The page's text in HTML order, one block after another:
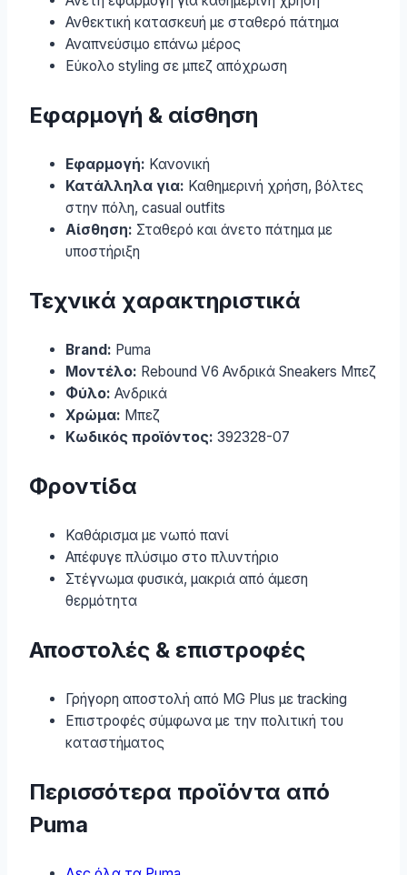
Ανθεκτική κατασκευή με σταθερό πάτημα
Αναπνεύσιμο επάνω μέρος
Εύκολο styling σε μπεζ απόχρωση
Εφαρμογή & αίσθηση
Εφαρμογή: Κανονική
Κατάλληλα για: Καθημερινή χρήση, βόλτες
στην πόλη, casual outfits
Αίσθηση: Σταθερό και άνετο πάτημα με
υποστήριξη
Τεχνικά χαρακτηριστικά
Brand: Puma
Μοντέλο: Rebound V6 Ανδρικά Sneakers Μπεζ
Φύλο: Ανδρικά
Χρώμα: Μπεζ
Κωδικός προϊόντος: 392328-07
Φροντίδα
Καθάρισμα με νωπό πανί
Απέφυγε πλύσιμο στο πλυντήριο
Στέγνωμα φυσικά, μακριά από άμεση
θερμότητα
Αποστολές & επιστροφές
Γρήγορη αποστολή από MG Plus με tracking
Επιστροφές σύμφωνα με την πολιτική του
καταστήματος
Περισσότερα προϊόντα από
Puma